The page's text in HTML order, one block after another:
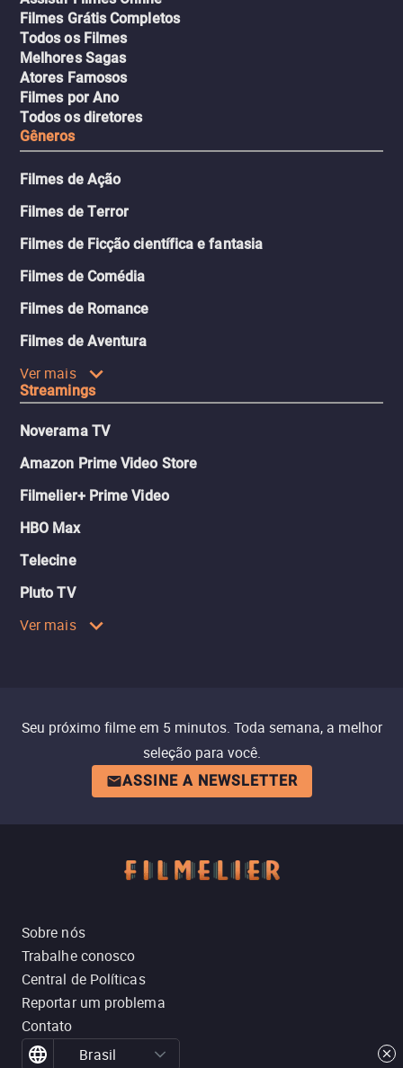
Filmes Grátis Completos
Todos os Filmes
Melhores Sagas
Atores Famosos
Filmes por Ano
Todos os diretores
Gêneros
Filmes de Ação
Filmes de Terror
Filmes de Ficção científica e fantasia
Filmes de Comédia
Filmes de Romance
Filmes de Aventura
Ver mais
Streamings
Noverama TV
Amazon Prime Video Store
Filmelier+ Prime Video
HBO Max
Telecine
Pluto TV
Ver mais
Seu próximo filme em 5 minutos. Toda semana, a melhor
seleção para você.
ASSINE A NEWSLETTER
Sobre nós
Trabalhe conosco
Central de Políticas
Reportar um problema
Contato
Brasil